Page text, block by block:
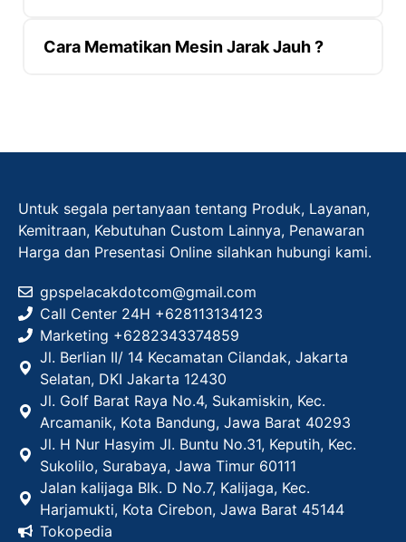
Cara Mematikan Mesin Jarak Jauh ?
Untuk segala pertanyaan tentang Produk, Layanan,
Kemitraan, Kebutuhan Custom Lainnya, Penawaran
Harga dan Presentasi Online silahkan hubungi kami.
gpspelacakdotcom@gmail.com
Call Center 24H +628113134123
Marketing +6282343374859
Jl. Berlian II/ 14 Kecamatan Cilandak, Jakarta
Selatan, DKI Jakarta 12430
Jl. Golf Barat Raya No.4, Sukamiskin, Kec.
Arcamanik, Kota Bandung, Jawa Barat 40293
Jl. H Nur Hasyim Jl. Buntu No.31, Keputih, Kec.
Sukolilo, Surabaya, Jawa Timur 60111
Jalan kalijaga Blk. D No.7, Kalijaga, Kec.
Harjamukti, Kota Cirebon, Jawa Barat 45144
Tokopedia